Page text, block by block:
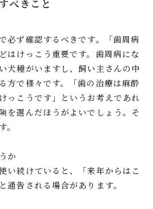
べきこと
必ず確認するべきです。「歯周病
はけっこう重要です。歯周病にな
犬種がいますし、飼い主さんの中
方で様々です。「歯の治療は麻酔
っこうです」というお考えであれ
を選んだほうがよいでしょう。そ
か
い続けていると、「来年からはこ
通告される場合があります。